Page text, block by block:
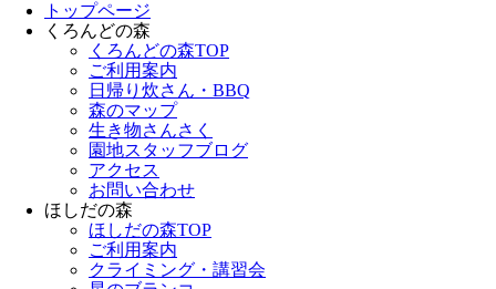
トップページ
くろんどの森
くろんどの森TOP
ご利用案内
日帰り炊さん・BBQ
森のマップ
生き物さんさく
園地スタッフブログ
アクセス
お問い合わせ
ほしだの森
ほしだの森TOP
ご利用案内
クライミング・講習会